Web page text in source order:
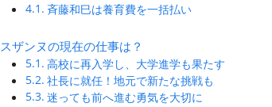
斉藤和巳は養育費を一括払い
スザンヌの現在の仕事は？
高校に再入学し、大学進学も果たす
社長に就任！地元で新たな挑戦も
迷っても前へ進む勇気を大切に